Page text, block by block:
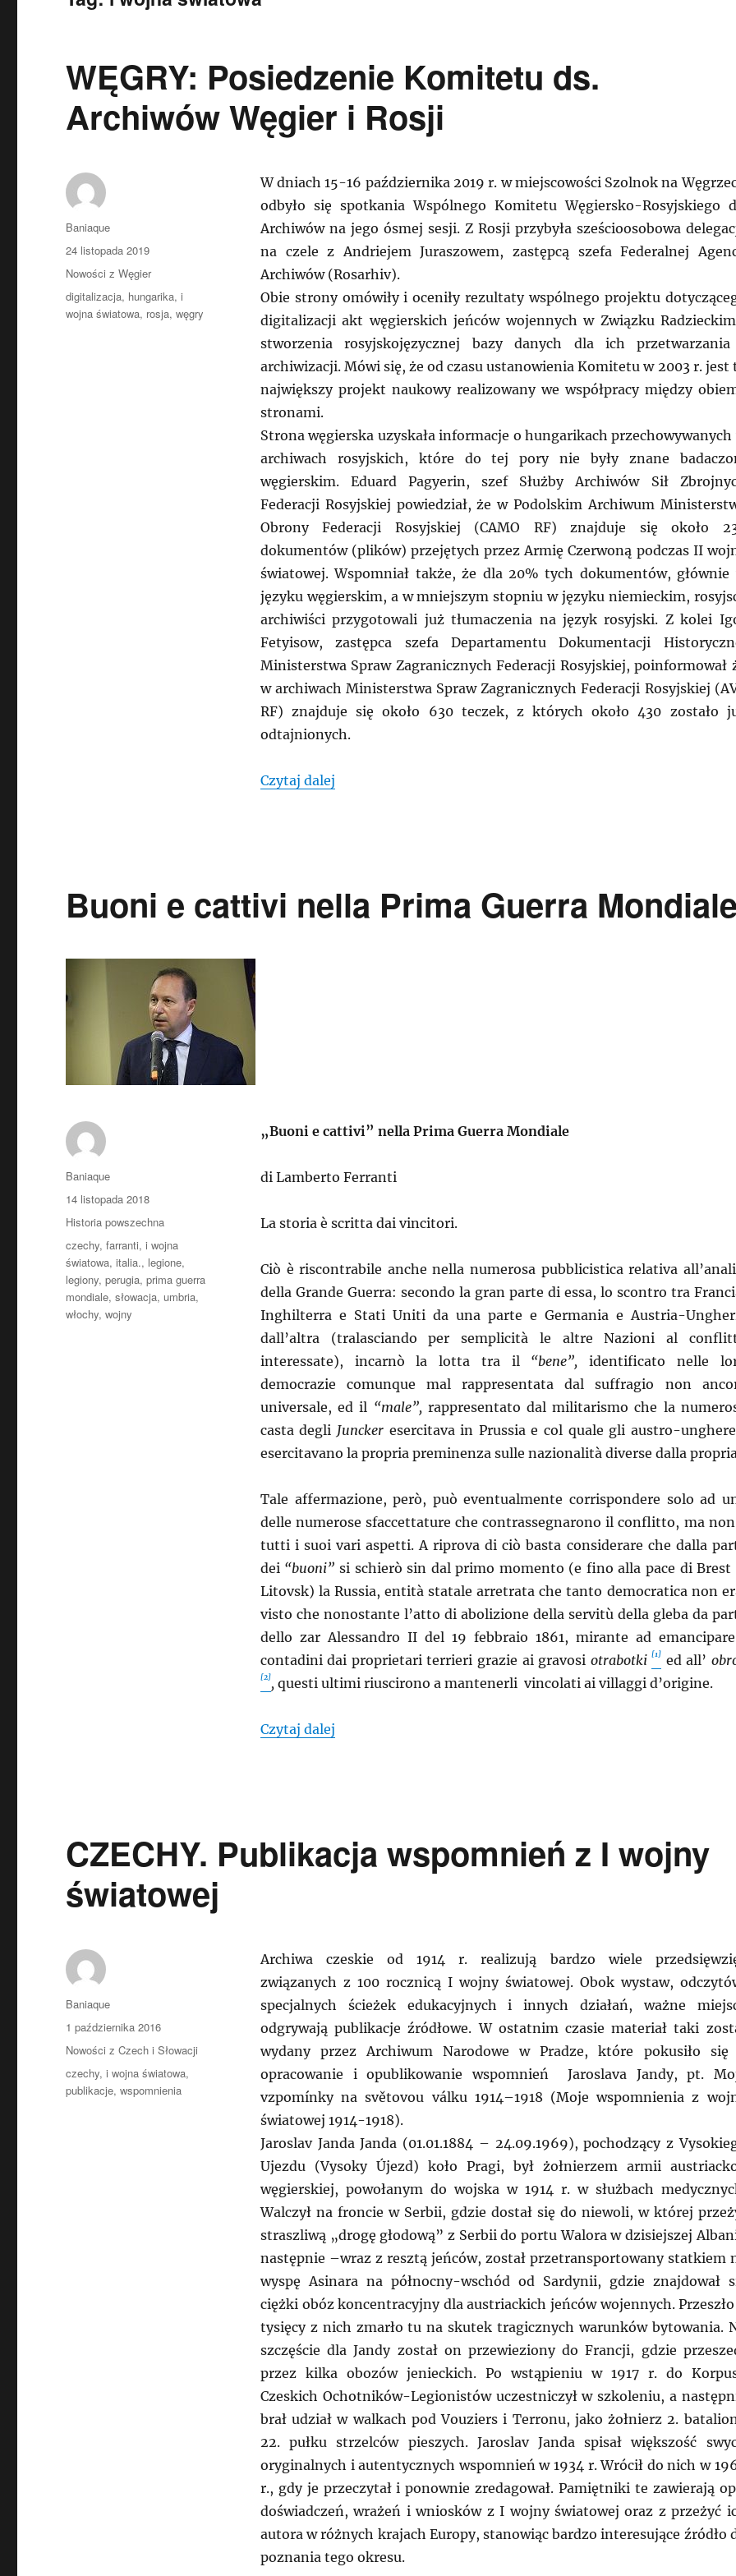
WĘGRY: Posiedzenie Komitetu ds.
Archiwów Węgier i Rosji
W dniach 15-16 października 2019 r. w miejscowości Szolnok na
odbyło się spotkania Wspólnego Komitetu Węgiersko-Rosyjskiego
Archiwów na jego ósmej sesji. Z Rosji przybyła sześcioosobowa
na czele z Andriejem Juraszowem, zastępcą szefa Federalnej
Archiwów (Rosarhiv).
Obie strony omówiły i oceniły rezultaty wspólnego projektu
digitalizacji akt węgierskich jeńców wojennych w Związku
stworzenia rosyjskojęzycznej bazy danych dla ich
archiwizacji. Mówi się, że od czasu ustanowienia Komitetu w 2003 r. jest
największy projekt naukowy realizowany we współpracy między
stronami.
Strona węgierska uzyskała informacje o hungarikach przechowywanych
archiwach rosyjskich, które do tej pory nie były znane
węgierskim. Eduard Pagyerin, szef Służby Archiwów Sił
Federacji Rosyjskiej powiedział, że w Podolskim Archiwum
Obrony Federacji Rosyjskiej (CAMO RF) znajduje się około
dokumentów (plików) przejętych przez Armię Czerwoną podczas II
światowej. Wspomniał także, że dla 20% tych dokumentów, głównie
języku węgierskim, a w mniejszym stopniu w języku niemieckim,
archiwiści przygotowali już tłumaczenia na język rosyjski. Z kolei
Fetyisow, zastępca szefa Departamentu Dokumentacji
Ministerstwa Spraw Zagranicznych Federacji Rosyjskiej, poinformował
w archiwach Ministerstwa Spraw Zagranicznych Federacji Rosyjskiej
RF) znajduje się około 630 teczek, z których około 430 zostało
odtajnionych.
Czytaj dalej„WĘGRY: Posiedzenie Komitetu ds. Archiwów Węgier i Rosji”
Autor
Baniaque
Data
publikacji
24 listopada 2019
Kategorie
Nowości z Węgier
Tagi
digitalizacja, hungarika,i
wojna światowa, rosja,węgry
Buoni e cattivi nella Prima Guerra Mondiale
„Buoni e cattivi” nella Prima Guerra Mondiale
di Lamberto Ferranti
La storia è scritta dai vincitori.
Ciò è riscontrabile anche nella numerosa pubblicistica relativa
della Grande Guerra: secondo la gran parte di essa, lo scontro tra
Inghilterra e Stati Uniti da una parte e Germania e Austria-
dall’altra (tralasciando per semplicità le altre Nazioni al
interessate), incarnò la lotta tra il “bene”, identificato nelle
democrazie comunque mal rappresentata dal suffragio non
universale, ed il “male”,rappresentato dal militarismo che la
casta degli Juncker esercitava in Prussia e col quale gli austro-
esercitavano la propria preminenza sulle nazionalità diverse dalla
Tale affermazione, però, può eventualmente corrispondere solo ad
delle numerose sfaccettature che contrassegnarono il conflitto, ma
tutti i suoi vari aspetti. A riprova di ciò basta considerare che dalla
dei “buoni” si schierò sin dal primo momento (e fino alla pace di Brest
Litovsk) la Russia, entità statale arretrata che tanto democratica non
visto che nonostante l’atto di abolizione della servitù della gleba da
dello zar Alessandro II del 19 febbraio 1861, mirante ad
contadini dai proprietari terrieri grazie ai gravosi otrabotki[1] ed all’
[2],questi ultimi riuscirono a mantenerli vincolati ai villaggi d’origine.
Czytaj dalej„Buoni e cattivi nella Prima Guerra Mondiale”
Autor
Baniaque
Data
publikacji
14 listopada 2018
Kategorie
Historia powszechna
Tagi
czechy,farranti,i wojna
światowa,italia., legione,
legiony,perugia,prima guerra
mondiale,słowacja, umbria,
włochy,wojny
CZECHY. Publikacja wspomnień z I wojny
światowej
Archiwa czeskie od 1914 r. realizują bardzo wiele
związanych z 100 rocznicą I wojny światowej. Obok wystaw,
specjalnych ścieżek edukacyjnych i innych działań, ważne
odgrywają publikacje źródłowe. W ostatnim czasie materiał taki
wydany przez Archiwum Narodowe w Pradze, które pokusiło się
opracowanie i opublikowanie wspomnień Jaroslava Jandy, pt.
vzpomínky na světovou válku 1914–1918 (Moje wspomnienia z
światowej 1914-1918).
Jaroslav Janda Janda (01.01.1884 – 24.09.1969), pochodzący z
Ujezdu (Vysoky Újezd) koło Pragi, był żołnierzem armii
węgierskiej, powołanym do wojska w 1914 r. w służbach
Walczył na froncie w Serbii, gdzie dostał się do niewoli, w której
straszliwą „drogę głodową” z Serbii do portu Walora w dzisiejszej
następnie –wraz z resztą jeńców, został przetransportowany statkiem
wyspę Asinara na północny-wschód od Sardynii, gdzie znajdował
ciężki obóz koncentracyjny dla austriackich jeńców wojennych.
tysięcy z nich zmarło tu na skutek tragicznych warunków bytowania.
szczęście dla Jandy został on przewieziony do Francji, gdzie
przez kilka obozów jenieckich. Po wstąpieniu w 1917 r. do
Czeskich Ochotników-Legionistów uczestniczył w szkoleniu, a
brał udział w walkach pod Vouziers i Terronu, jako żołnierz 2.
22. pułku strzelców pieszych. Jaroslav Janda spisał większość
oryginalnych i autentycznych wspomnień w 1934 r. Wrócił do nich w
r., gdy je przeczytał i ponownie zredagował. Pamiętniki te zawierają
doświadczeń, wrażeń i wniosków z I wojny światowej oraz z przeżyć
autora w różnych krajach Europy, stanowiąc bardzo interesujące źródło
poznania tego okresu.
Autor
Baniaque
Data
publikacji
1 października 2016
Kategorie
Nowości z Czech i Słowacji
Tagi
czechy,i wojna światowa,
publikacje,wspomnienia